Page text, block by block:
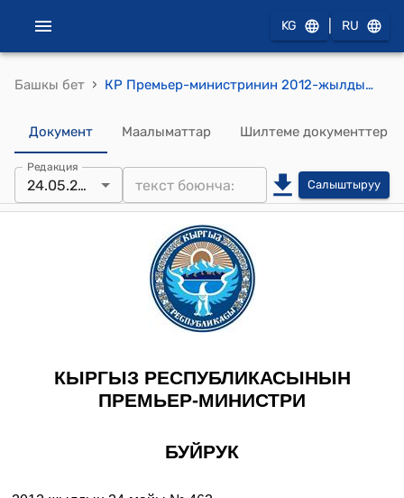
KG RU
Башкы бет › КР Премьер-министринин 2012-жылдын 24-майындагы № 462 (К.Ж.Чодуров жөнүндө) буйругу
Документ Маалыматтар Шилтеме документтер
Редакция
24.05.2012 Салыштыруу